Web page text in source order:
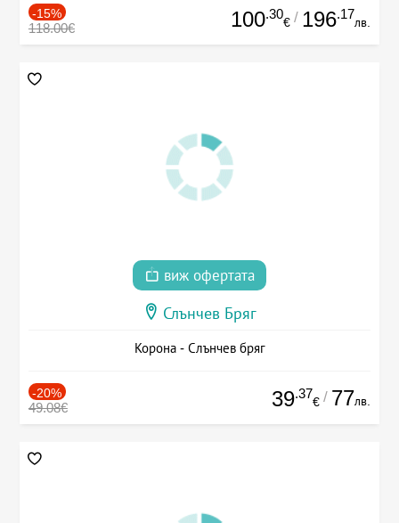
-15%
118.00€ 100.30
€ / 196.17
лв.
виж офертата
Слънчев Бряг
Корона - Слънчев бряг
-20%
49.08€ 39.37
€ / 77лв.